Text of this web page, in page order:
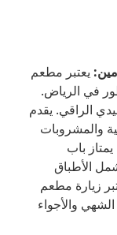
يعتبر مطعم
في الرياض.
الراقي. يقدم
والمشروبات
باب
الأطباق
زيارة مطعم
والأجواء